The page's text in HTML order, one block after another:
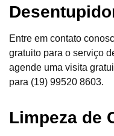
Entre em contato
gratuito para o serviço
agende uma visita
para (19) 99520 8603.
Limpeza de